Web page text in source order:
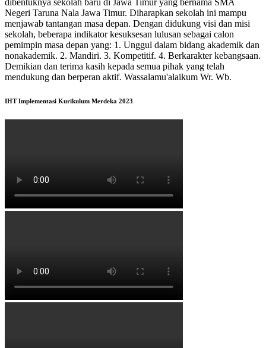
Negeri Taruna Nala Jawa Timur. Diharapkan sekolah ini mampu
menjawab tantangan masa depan. Dengan didukung visi dan misi
sekolah, beberapa indikator kesuksesan lulusan sebagai calon
pemimpin masa depan yang: 1. Unggul dalam bidang akademik dan
nonakademik. 2. Mandiri. 3. Kompetitif. 4. Berkarakter kebangsaan.
Demikian dan terima kasih kepada semua pihak yang telah
mendukung dan berperan aktif. Wassalamu'alaikum Wr. Wb.
IHT Implementasi Kurikulum Merdeka 2023